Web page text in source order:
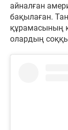
айналған
бақылаған.
құрамасының
олардың соққы